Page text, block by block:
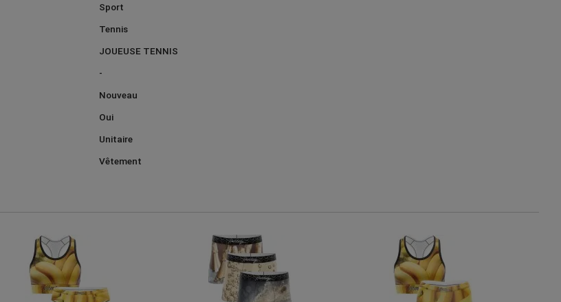
Sport
Tennis
JOUEUSE TENNIS
-
Nouveau
Oui
Unitaire
Vêtement